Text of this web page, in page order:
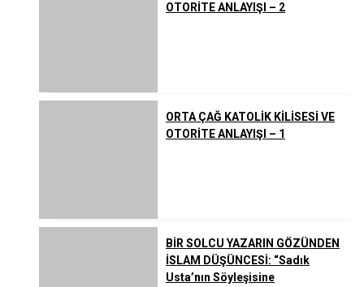
OTORİTE ANLAYIŞI – 2
ORTA ÇAĞ KATOLİK KİLİSESİ VE
OTORİTE ANLAYIŞI – 1
BİR SOLCU YAZARIN GÖZÜNDEN
İSLAM DÜŞÜNCESİ: “Sadık
Usta’nın Söyleşisine